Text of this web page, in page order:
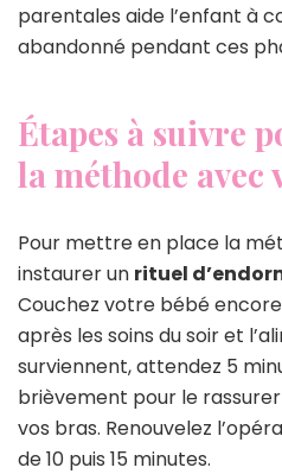
parentales aide l’enfant à
abandonné pendant ces
Étapes à suivre
la méthode avec
Pour mettre en place la
instaurer un rituel
Couchez votre bébé
après les soins du soir et
surviennent, attendez 5
brièvement pour le
vos bras. Renouvelez
de 10 puis 15 minutes.